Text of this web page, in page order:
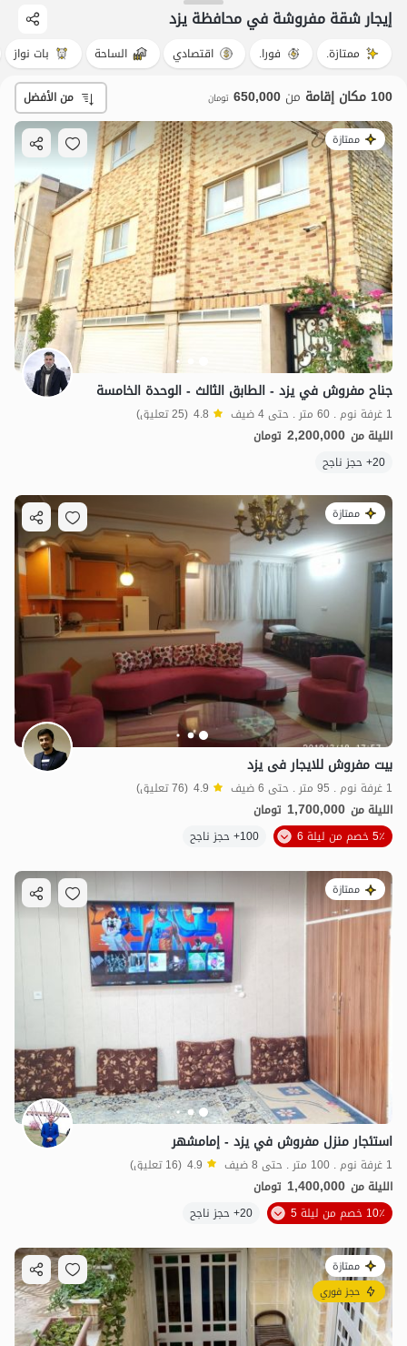
إيجار شقة مفروشة في محافظة یزد
ممتازة. فورا. اقتصادي الساحة بات نواز
100 مكان إقامة من 650,000 تومان من الأفضل
ممتازة
جناح مفروش في يزد - الطابق الثالث - الوحدة الخامسة
1 غرفة نوم . 60 متر . حتى 4 ضيف 4.8 (25 تعليق)
الليلة من 2,200,000 تومان
20+ حجز ناجح
ممتازة
بیت مفروش للایجار فی یزد
1 غرفة نوم . 95 متر . حتى 6 ضيف 4.9 (76 تعليق)
الليلة من 1,700,000 تومان
5٪ خصم من ليلة 6
100+ حجز ناجح
ممتازة
استئجار منزل مفروش في یزد - إمامشهر
1 غرفة نوم . 100 متر . حتى 8 ضيف 4.9 (16 تعليق)
الليلة من 1,400,000 تومان
10٪ خصم من ليلة 5
20+ حجز ناجح
ممتازة
حجز فوري